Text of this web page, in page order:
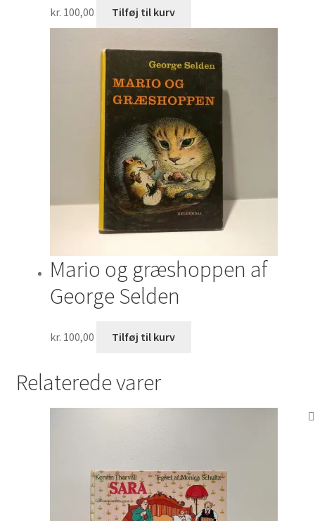
kr. 100,00 Tilføj til kurv
Mario og græshoppen af
George Selden
kr. 100,00 Tilføj til kurv
Relaterede varer